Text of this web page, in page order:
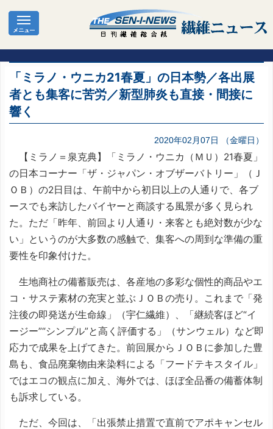
「ミラノ・ウニカ21春夏」の日本勢／各出展
者とも集客に苦労／新型肺炎も直接・間接に
響く
2020年02月07日 （金曜日）
【ミラノ＝泉克典】「ミラノ・ウニカ（ＭＵ）21春夏」
の日本コーナー「ザ・ジャパン・オブザーバトリー」（Ｊ
ＯＢ）の2日目は、午前中から初日以上の人通りで、各ブ
ースでも来訪したバイヤーと商談する風景が多く見られ
た。ただ「昨年、前回より人通り・来客とも絶対数が少な
い」というのが大多数の感触で、集客への周到な準備の重
要性を印象付けた。
生地商社の備蓄販売は、各産地の多彩な個性的商品やエ
コ・サステ素材の充実と並ぶＪＯＢの売り。これまで「発
注後の即発送が生命線」（宇仁繊維）、「継続客ほど“イ
ージー”“シンプル”と高く評価する」（サンウェル）など即
応力で成果を上げてきた。前回展からＪＯＢに参加した豊
島も、食品廃棄物由来染料による「フードテキスタイル」
ではエコの観点に加え、海外では、ほぼ全品番の備蓄体制
も訴求している。
ただ、今回は、「出張禁止措置で直前でアポキャンセル